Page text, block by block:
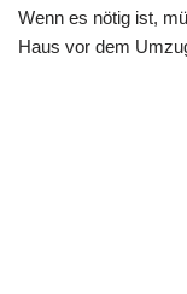
Wenn es nötig ist,
Haus vor dem